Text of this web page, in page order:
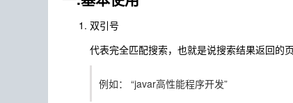
双引号
代表完全匹配搜索，也就是说搜索结果返回的
例如： “javar高性能程序开发”